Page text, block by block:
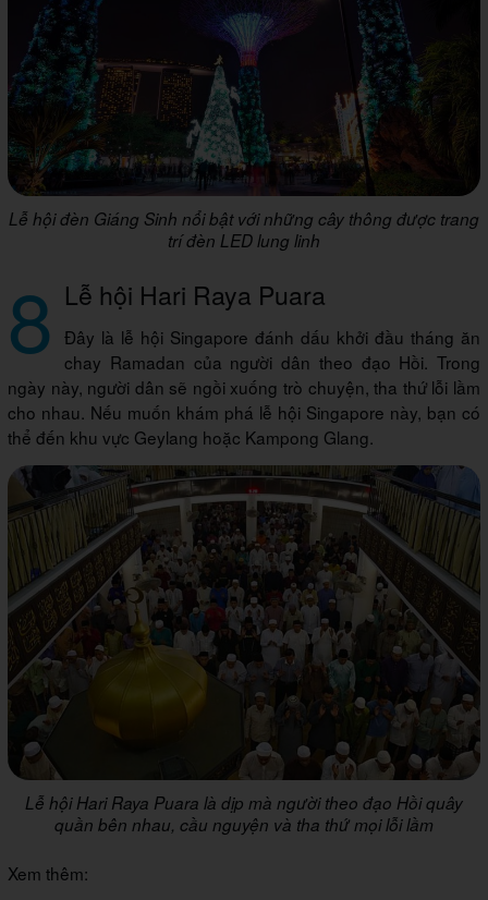
Lễ hội đèn Giáng Sinh nổi bật với những cây thông được trang
trí đèn LED lung linh
8 Lễ hội Hari Raya Puara
Đây là lễ hội Singapore đánh dấu khởi đầu tháng ăn
chay Ramadan của người dân theo đạo Hồi. Trong
ngày này, người dân sẽ ngồi xuống trò chuyện, tha thứ lỗi lầm
cho nhau. Nếu muốn khám phá lễ hội Singapore này, bạn có
thể đến khu vực Geylang hoặc Kampong Glang.
Lễ hội Hari Raya Puara là dịp mà người theo đạo Hồi quây
quần bên nhau, cầu nguyện và tha thứ mọi lỗi lầm
Xem thêm: